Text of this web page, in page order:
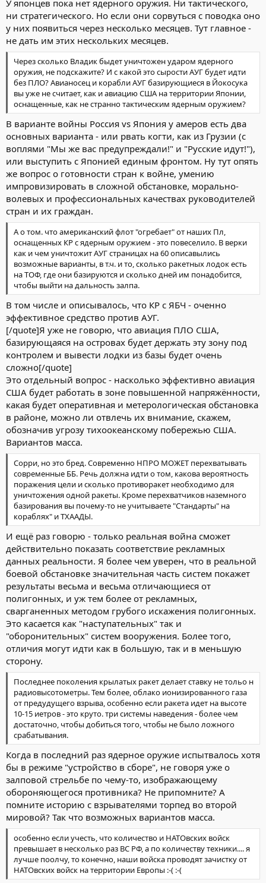
У японцев пока нет ядерного оружия. Ни тактического,
ни стратегического. Но если они сорвуться с поводка оно
у них появиться через несколько месяцев. Тут главное -
не дать им этих нескольких месяцев.
Через сколько Владик быдет уничтожен ударом ядерного
оружия, не подскажите? И с какой это сырости АУГ будет идти
без ПЛО? Авианосец и корабли АУГ базирующиеся в Йокосука
вы уже не считает, как и авиацию США на территории Японии,
оснащенные, как не странно тактическим ядерным оружием?
В варианте войны Россия vs Япония у амеров есть два
основных варианта - или рвать когти, как из Грузии (с
воплями "Мы же вас предупреждали!" и "Русские идут!"),
или выступить с Японией единым фронтом. Ну тут опять
же вопрос о готовности стран к войне, умению
импровизировать в сложной обстановке, морально-
волевых и профессиональных качествах руководителей
стран и их граждан.
А о том. что американский флот "огребает" от наших Пл,
оснащенных КР с ядерным оружием - это повеселило. В верки
как и чем уничтожит АУГ страницах на 60 описавылись
возможные варианты, в т.ч. и то, сколько ракетных лодок есть
на ТОФ, где они базируются и сколько дней им понадобится,
чтобы выйти на дальность залпа.
В том числе и описывалось, что КР с ЯБЧ - оченно
эффективное средство против АУГ.
[/quote]Я уже не говорю, что авиация ПЛО США,
базирующаяся на островах будет держать эту зону под
контролем и вывести лодки из базы будет очень
сложно[/quote]
Это отдельный вопрос - насколько эффективно авиация
США будет работать в зоне повышенной напряжённости,
какая будет оперативная и метерологическая обстановка
в районе, можно ли отвлечь их внимание, скажем,
обозначив угрозу тихоокеанскому побережью США.
Вариантов масса.
Сорри, но это бред. Современно НПРО МОЖЕТ перехватывать
современные ББ. Речь должна идти о том, какова вероятность
поражения цели и сколько противоракет необходимо для
уничтожения одной ракеты. Кроме перехватчиков наземного
базирования вы почему-то не учитываете "Стандарты" на
кораблях" и ТХААДЫ.
И ещё раз говорю - только реальная война сможет
действительно показать соответствие рекламных
данных реальности. Я более чем уверен, что в реальной
боевой обстановке значительная часть систем покажет
результаты весьма и весьма отличающиеся от
полигонных, и уж тем более от рекламных,
сварганенных методом грубого искажения полигонных.
Это касается как "наступательных" так и
"оборонительных" систем вооружения. Более того,
отличия могут идти как в большую, так и в меньшую
сторону.
Последнее поколения крылатых ракет делает ставку не тольо н
радиовысотометры. Тем более, облако ионизированного газа
от предудущего взрыва, особенно если ракета идет на высоте
10-15 иетров - это круто. три системы наведения - более чем
достаточно, чтобы добиться того, чтобы не было ложного
срабатывания.
Когда в последний раз ядерное оружие испытвалось хотя
бы в режиме "устройство в сборе", не говоря уже о
залповой стрельбе по чему-то, изображающему
обороняющегося противника? Не припомните? А
помните историю с взрывателями торпед во второй
мировой? Так что возможных вариантов масса.
особенно если учесть, что количество и НАТОвских войск
превышает в несколько раз ВС РФ, а по количеству техники.... я
лучше поолчу, то конечно, наши войска проводят зачистку от
НАТОвских войск на территории Европы :-( :-(